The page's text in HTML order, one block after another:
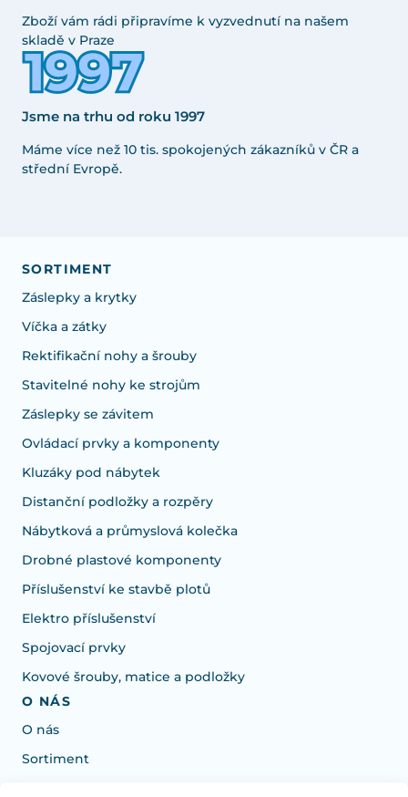
Zboží vám rádi připravíme k vyzvednutí na našem
skladě v Praze
Jsme na trhu od roku 1997
Máme více než 10 tis. spokojených zákazníků v ČR a
střední Evropě.
SORTIMENT
Záslepky a krytky
Víčka a zátky
Rektifikační nohy a šrouby
Stavitelné nohy ke strojům
Záslepky se závitem
Ovládací prvky a komponenty
Kluzáky pod nábytek
Distanční podložky a rozpěry
Nábytková a průmyslová kolečka
Drobné plastové komponenty
Příslušenství ke stavbě plotů
Elektro příslušenství
Spojovací prvky
Kovové šrouby, matice a podložky
O NÁS
O nás
Sortiment